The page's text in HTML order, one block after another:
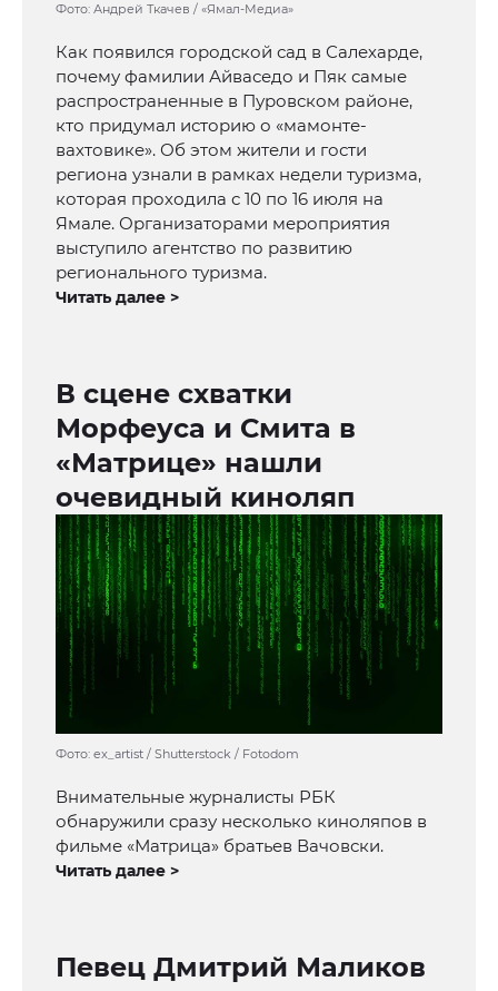
Фото: Андрей Ткачев / «Ямал-Медиа»
Как появился городской сад в Салехарде,
почему фамилии Айваседо и Пяк самые
распространенные в Пуровском районе,
кто придумал историю о «мамонте-
вахтовике». Об этом жители и гости
региона узнали в рамках недели туризма,
которая проходила с 10 по 16 июля на
Ямале. Организаторами мероприятия
выступило агентство по развитию
регионального туризма.
Читать далее >
В сцене схватки
Морфеуса и Смита в
«Матрице» нашли
очевидный киноляп
Фото: ex_artist / Shutterstock / Fotodom
Внимательные журналисты РБК
обнаружили сразу несколько киноляпов в
фильме «Матрица» братьев Вачовски.
Читать далее >
Певец Дмитрий Маликов